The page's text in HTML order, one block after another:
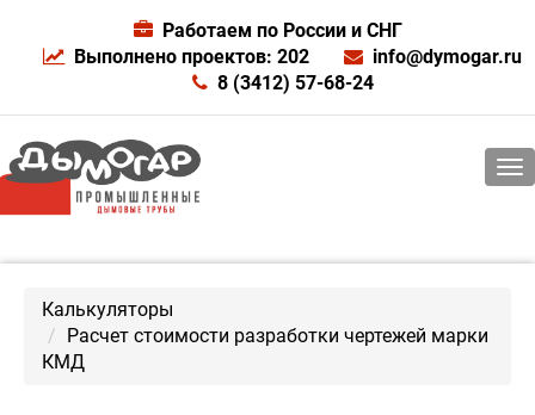
Работаем по России и СНГ
Выполнено проектов: 202
info@dymogar.ru
8 (3412) 57-68-24
Калькуляторы
Расчет стоимости разработки чертежей марки
КМД